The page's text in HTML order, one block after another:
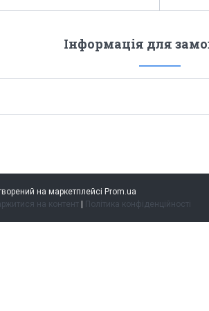
Інформація для
на маркетплейсі Prom.ua
на контент Політика конфіденційності